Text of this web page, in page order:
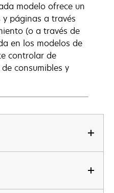
modelo ofrece un
y páginas a través
(o a través de
en los modelos de
controlar de
consumibles y